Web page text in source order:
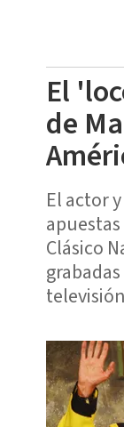
El
de
El actor
Clásico